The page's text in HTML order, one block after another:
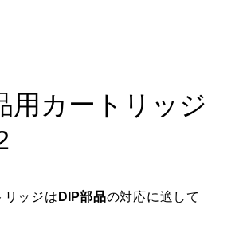
先
用カートリッジ
リッジは DIP部品の対応に適して